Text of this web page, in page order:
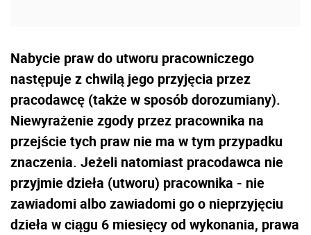
Nabycie praw do utworu pracowniczego
następuje z chwilą jego przyjęcia przez
pracodawcę (także w sposób doro­zumiany).
Niewyrażenie zgody przez pracownika na
przejście tych praw nie ma w tym przypadku
znacze­nia. Jeżeli natomiast pracodawca nie
przyjmie dzieła (utworu) pracownika - nie
zawiadomi albo zawiado­mi go o nieprzyjęciu
dzieła w ciągu 6 miesięcy od wykonania, prawa